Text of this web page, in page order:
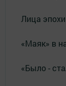
Лица эпохи
«Маяк» в
«Было -